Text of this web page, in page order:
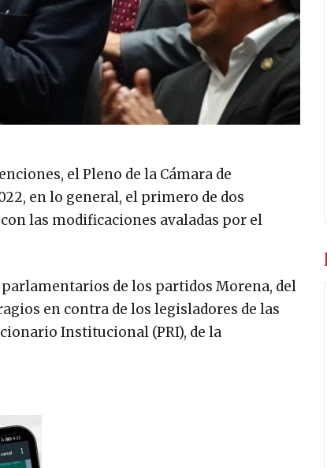
el Pleno de la Cámara de
en lo general, el primero de dos
las modificaciones avaladas por el
de los partidos Morena, del
en contra de los legisladores de las
Institucional (PRI), de la